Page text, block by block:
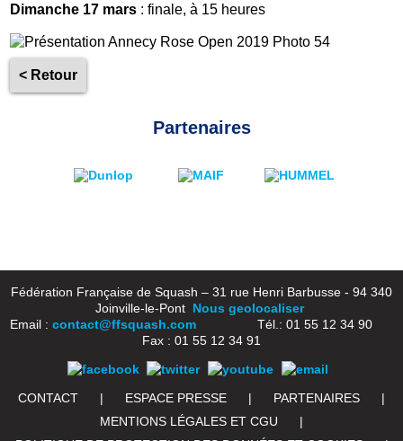
Dimanche 17 mars : finale, à 15 heures
< Retour
Partenaires
Fédération Française de Squash – 31 rue Henri Barbusse - 94 340
Joinville-le-Pont Nous geolocaliser
Email : contact@ffsquash.comTél.: 01 55 12 34 90
Fax : 01 55 12 34 91
CONTACT | ESPACE PRESSE | PARTENAIRES
|
MENTIONS LÉGALES ET CGU
|